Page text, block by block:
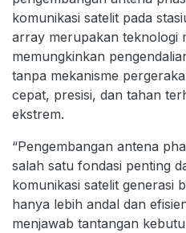
komunikasi satelit pada
array merupakan teknologi
memungkinkan
tanpa mekanisme
cepat, presisi, dan tahan
ekstrem.
“Pengembangan antena
salah satu fondasi penting
komunikasi satelit generasi
hanya lebih andal dan
menjawab tantangan